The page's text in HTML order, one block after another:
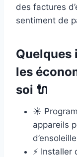
des factures
sentiment de
Quelques
les
soi 🔌
☀️
appareils
⚡